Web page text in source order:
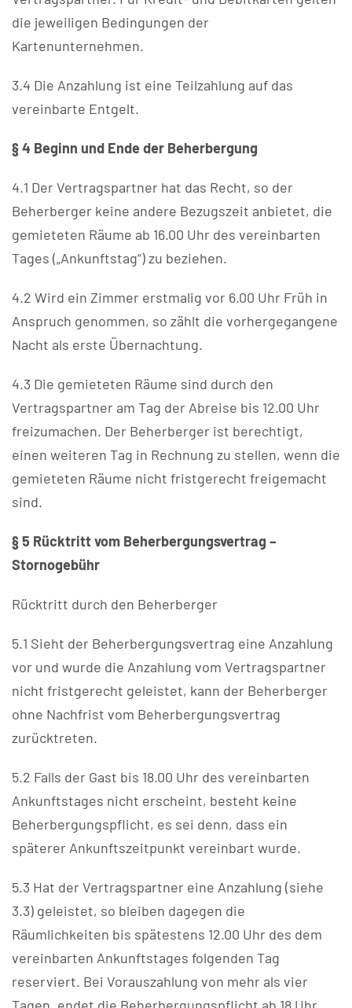
die jeweiligen Bedingungen der
Kartenunternehmen.
3.4 Die Anzahlung ist eine Teilzahlung auf das
vereinbarte Entgelt.
§ 4 Beginn und Ende der Beherbergung
4.1 Der Vertragspartner hat das Recht, so der
Beherberger keine andere Bezugszeit anbietet, die
gemieteten Räume ab 16.00 Uhr des vereinbarten
Tages („Ankunftstag“) zu beziehen.
4.2 Wird ein Zimmer erstmalig vor 6.00 Uhr Früh in
Anspruch genommen, so zählt die vorhergegangene
Nacht als erste Übernachtung.
4.3 Die gemieteten Räume sind durch den
Vertragspartner am Tag der Abreise bis 12.00 Uhr
freizumachen. Der Beherberger ist berechtigt,
einen weiteren Tag in Rechnung zu stellen, wenn die
gemieteten Räume nicht fristgerecht freigemacht
sind.
§ 5 Rücktritt vom Beherbergungsvertrag –
Stornogebühr
Rücktritt durch den Beherberger
5.1 Sieht der Beherbergungsvertrag eine Anzahlung
vor und wurde die Anzahlung vom Vertragspartner
nicht fristgerecht geleistet, kann der Beherberger
ohne Nachfrist vom Beherbergungsvertrag
zurücktreten.
5.2 Falls der Gast bis 18.00 Uhr des vereinbarten
Ankunftstages nicht erscheint, besteht keine
Beherbergungspflicht, es sei denn, dass ein
späterer Ankunftszeitpunkt vereinbart wurde.
5.3 Hat der Vertragspartner eine Anzahlung (siehe
3.3) geleistet, so bleiben dagegen die
Räumlichkeiten bis spätestens 12.00 Uhr des dem
vereinbarten Ankunftstages folgenden Tag
reserviert. Bei Vorauszahlung von mehr als vier